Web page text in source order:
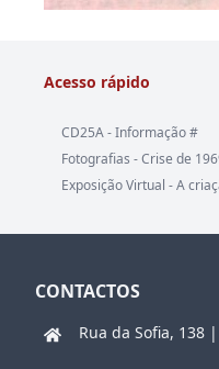
Acesso rápido
CD25A - Informação #
Fotografias - Crise de
Exposição Virtual - A
CONTACTOS
Rua da Sofia, 138 |